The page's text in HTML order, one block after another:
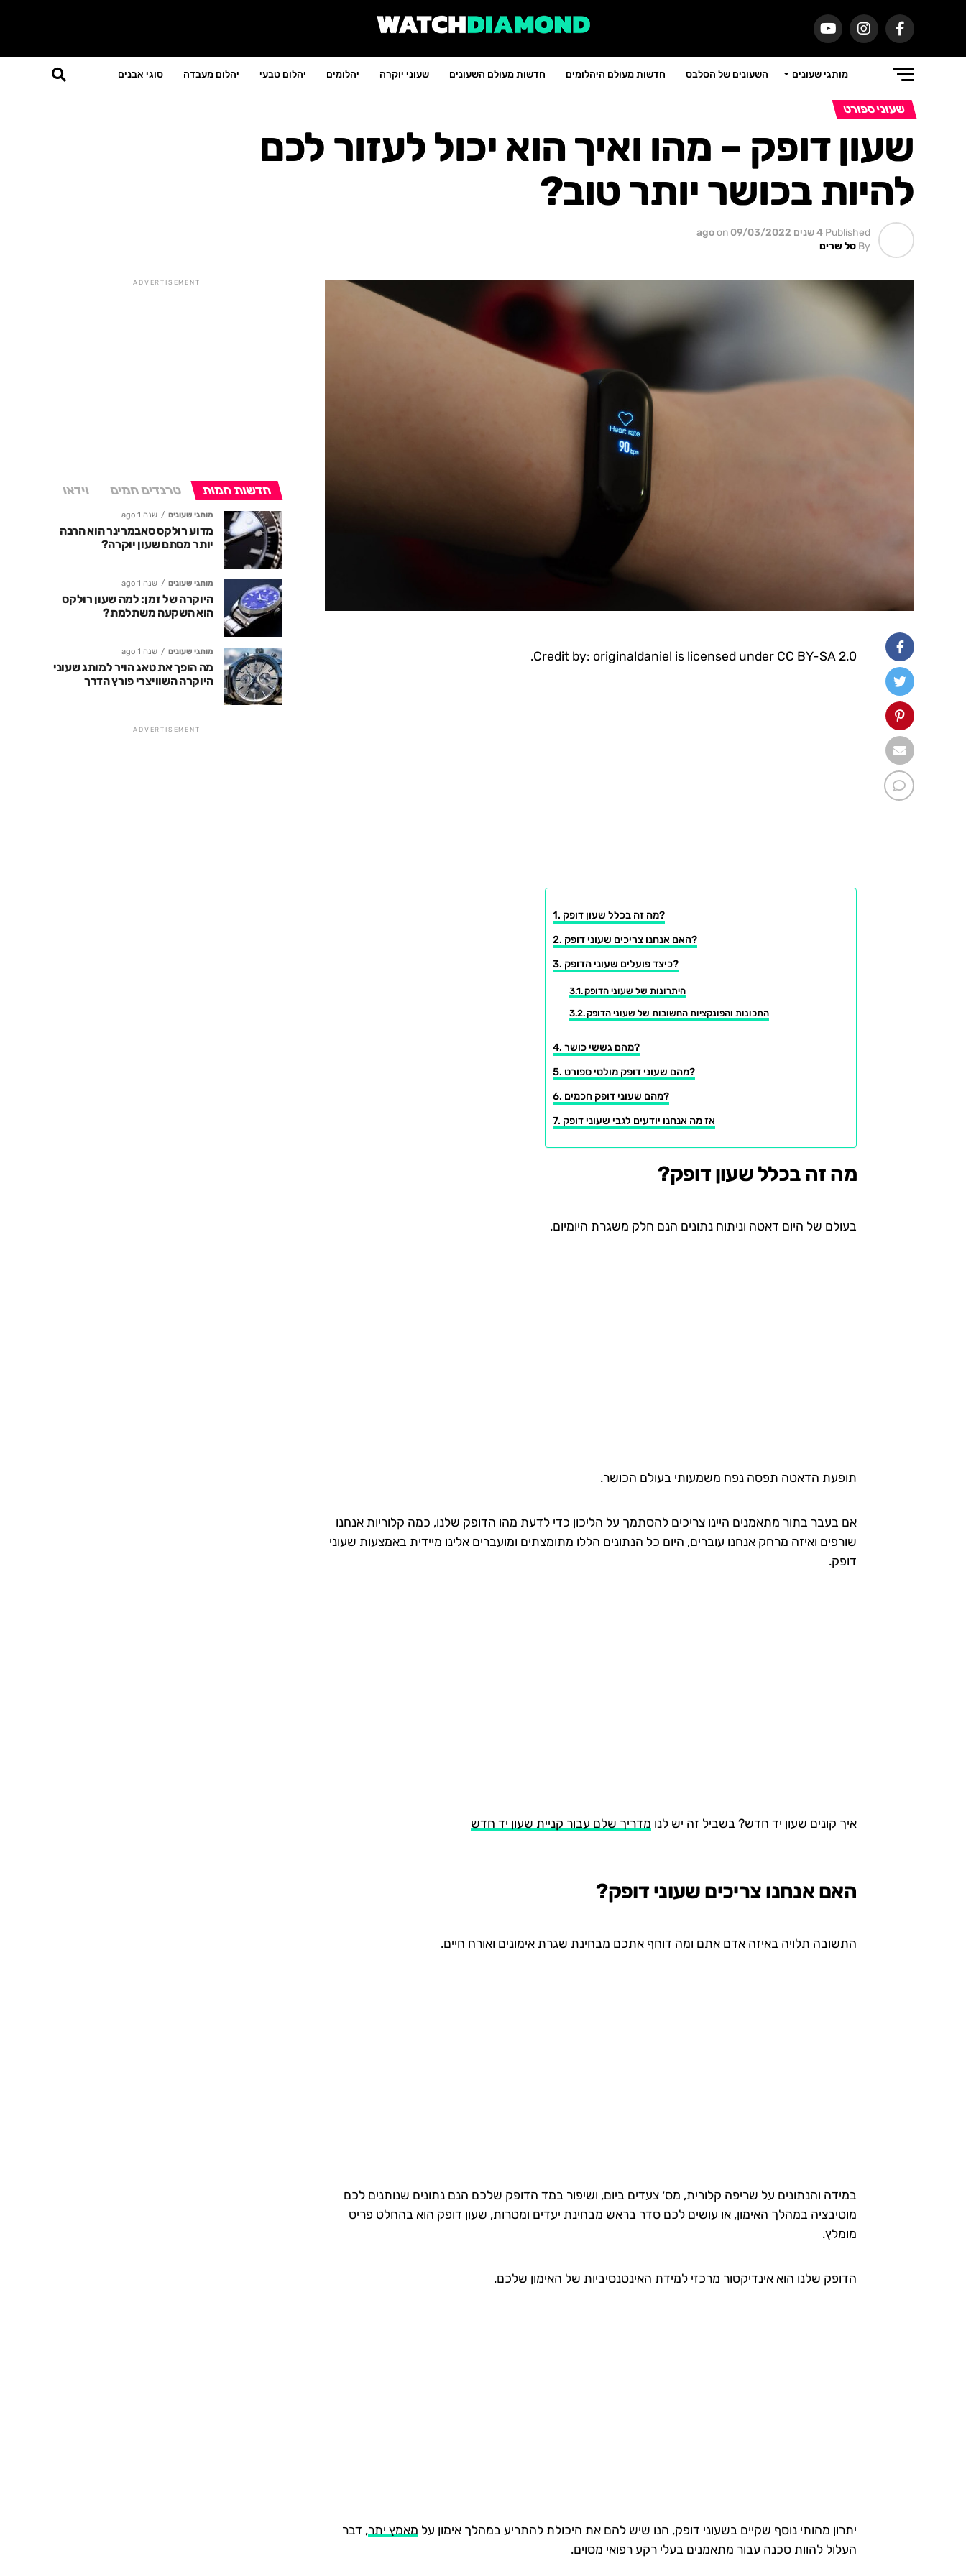
מותגי שעונים השעונים של הסלבס חדשות מעולם היהלומים חדשות מעולם השעונים שעוני יוקרה יהלומים יהלום טבעי יהלום מעבדה סוגי אבנים
שעוני ספורט
שעון דופק – מהו ואיך הוא יכול לעזור לכם
להיות בכושר יותר טוב?
Published 4 שנים ago on 09/03/2022
By טל שרים
Credit by: originaldaniel is licensed under CC BY-SA 2.0.
מה זה בכלל שעון דופק?
האם אנחנו צריכים שעוני דופק?
כיצד פועלים שעוני הדופק?
היתרונות של שעוני הדופק
התכונות והפונקציות החשובות של שעוני הדופק
מהם גששי כושר?
מהם שעוני דופק מולטי ספורט?
מהם שעוני דופק חכמים?
אז מה אנחנו יודעים לגבי שעוני דופק
מה זה בכלל שעון דופק?
בעולם של היום דאטה וניתוח נתונים הנם חלק משגרת היומיום.
תופעת הדאטה תפסה נפח משמעותי בעולם הכושר.
אם בעבר בתור מתאמנים היינו צריכים להסתמך על הליכון כדי לדעת מהו הדופק שלנו, כמה קלוריות אנחנו
שורפים ואיזה מרחק אנחנו עוברים, היום כל הנתונים הללו מתומצתים ומועברים אלינו מיידית באמצעות שעוני
דופק.
איך קונים שעון יד חדש? בשביל זה יש לנו מדריך שלם עבור קניית שעון יד חדש
האם אנחנו צריכים שעוני דופק?
התשובה תלויה באיזה אדם אתם ומה דוחף אתכם מבחינת שגרת אימונים ואורח חיים.
במידה והנתונים על שריפה קלורית, מס׳ צעדים ביום, ושיפור במד הדופק שלכם הנם נתונים שנותנים לכם
מוטיבציה במהלך האימון, או עושים לכם סדר בראש מבחינת יעדים ומטרות, שעון דופק הוא בהחלט פריט
מומלץ.
הדופק שלנו הוא אינדיקטור מרכזי למידת האינטנסיביות של האימון שלכם.
יתרון מהותי נוסף שקיים בשעוני דופק, הנו שיש להם את היכולת להתריע במהלך אימון על מאמץ יתר, דבר
העלול להוות סכנה עבור מתאמנים בעלי רקע רפואי מסוים.
ADVERTISEMENT
חדשות חמות טרנדים חמים וידאו
מותגי שעונים שנה 1 ago
מדוע רולקס סאבמרינר הוא הרבה
יותר מסתם שעון יוקרה?
מותגי שעונים שנה 1 ago
היוקרה של זמן: למה שעון רולקס
הוא השקעה משתלמת?
מותגי שעונים שנה 1 ago
מה הופך את טאג הויר למותג שעוני
היוקרה השוויצרי פורץ הדרך
ADVERTISEMENT